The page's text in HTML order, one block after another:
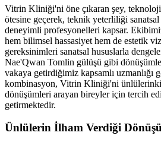
Vitrin Kliniği'ni öne çıkaran şey,
ötesine geçerek, teknik yeterliliği
deneyimli profesyonelleri kapsar.
hem bilimsel hassasiyet hem de estetik
gereksinimleri sanatsal hususlarla
Nae'Qwan Tomlin gülüşü gibi
vakaya getirdiğimiz kapsamlı uzmanlığı
kombinasyon, Vitrin Kliniği'ni
dönüşümleri arayan bireyler için tercih
getirmektedir.
Ünlülerin İlham Verdiği